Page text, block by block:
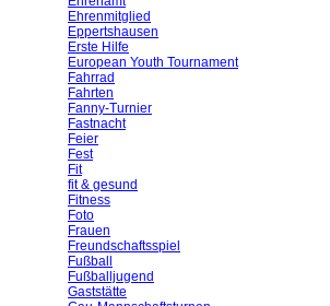
Ehrenmitglied
Eppertshausen
Erste Hilfe
European Youth Tournament
Fahrrad
Fahrten
Fanny-Turnier
Fastnacht
Feier
Fest
Fit
fit & gesund
Fitness
Foto
Frauen
Freundschaftsspiel
Fußball
Fußballjugend
Gaststätte